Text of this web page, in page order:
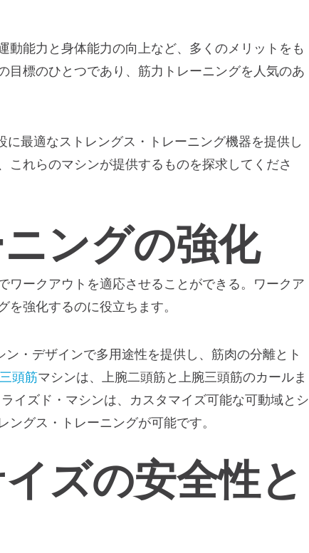
能力と身体能力の向上など、多くのメリットをも
目標のひとつであり、筋力トレーニングを人気のあ
最適なストレングス・トレーニング機器を提供し
れらのマシンが提供するものを探求してくださ
ングの強化
ワークアウトを適応させることができる。ワークア
強化するのに役立ちます。
・デザインで多用途性を提供し、筋肉の分離とト
頭筋マシンは、上腕二頭筋と上腕三頭筋のカールま
イズド・マシンは、カスタマイズ可能な可動域とシ
グス・トレーニングが可能です。
ズの安全性と